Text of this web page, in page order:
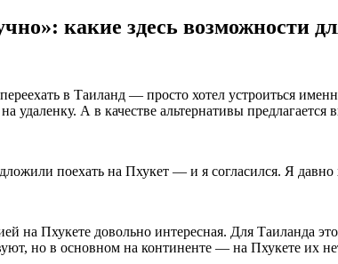
какие здесь возможности
в Таиланд — просто хотел устроиться
удаленку. А в качестве альтернативы
поехать на Пхукет — и я согласился. Я
на Пхукете довольно интересная. Для Таиланда
но в основном на континенте — на Пхукете их